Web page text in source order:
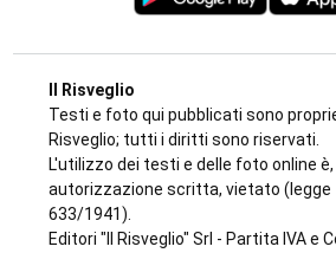
Il Risveglio
Testi e foto qui pubblicati sono
Risveglio; tutti i diritti sono riservati.
L'utilizzo dei testi e delle foto online
autorizzazione scritta, vietato (legge
633/1941).
Editori "Il Risveglio" Srl - Partita IVA e